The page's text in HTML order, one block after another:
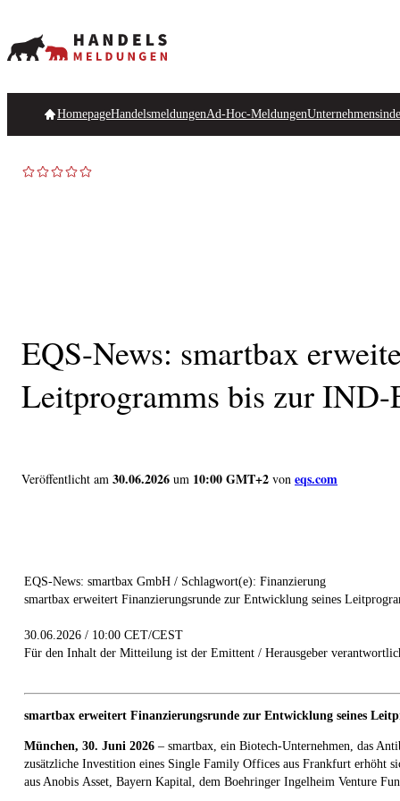
HomepageHandelsmeldungenAd-Hoc-Meldungen
EQS-News: smartbax
Leitprogramms bis zur IND-
Veröffentlicht am 30.06.2026 um 10:00 GMT+2 von eqs.com
EQS-News: smartbax GmbH / Schlagwort(e): Finanzierung
smartbax erweitert Finanzierungsrunde zur Entwicklung seines
30.06.2026 / 10:00 CET/CEST
Für den Inhalt der Mitteilung ist der Emittent / Herausgeber
smartbax erweitert Finanzierungsrunde zur Entwicklung seines
München, 30. Juni 2026 – smartbax, ein Biotech-Unternehmen, das
zusätzliche Investition eines Single Family Offices aus Frankfurt erhöht
aus Anobis Asset, Bayern Kapital, dem Boehringer Ingelheim Venture